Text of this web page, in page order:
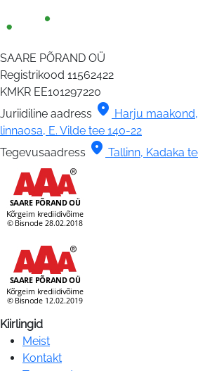
SAARE PÕRAND OÜ
Registrikood 11562422
KMKR EE101297220
Juriidiline aadress location_on Harju
linnaosa, E. Vilde tee 140-22
Tegevusaadress location_on Tallinn, Kadaka
Kiirlingid
Meist
Kontakt